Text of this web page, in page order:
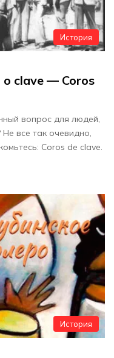
История
о clave — Coros
вопрос для людей,
все так очевидно,
Coros de clave.
История